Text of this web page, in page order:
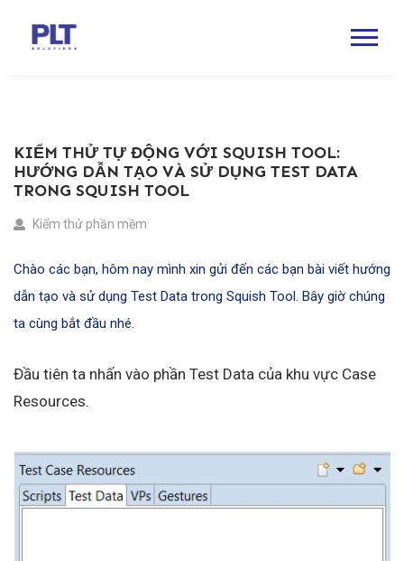
KIỂM THỬ TỰ ĐỘNG VỚI SQUISH TOOL:
HƯỚNG DẪN TẠO VÀ SỬ DỤNG TEST DATA
TRONG SQUISH TOOL
Kiểm thử phần mềm
Chào các bạn, hôm nay mình xin gửi đến các bạn bài viết hướng
dẫn tạo và sử dụng Test Data trong Squish Tool. Bây giờ chúng
ta cùng bắt đầu nhé.
Đầu tiên ta nhấn vào phần Test Data của khu vực Case
Resources.